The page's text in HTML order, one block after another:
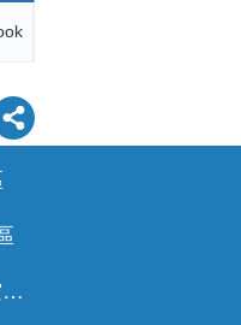
臺南市防空疏散避難專區